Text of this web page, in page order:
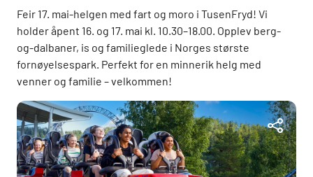
Feir 17. mai-helgen med fart og moro i TusenFryd! Vi
holder åpent 16. og 17. mai kl. 10.30–18.00. Opplev berg-
og-dalbaner, is og familieglede i Norges største
fornøyelsespark. Perfekt for en minnerik helg med
venner og familie – velkommen!